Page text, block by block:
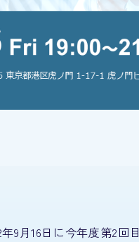
9月16日に今年度第2